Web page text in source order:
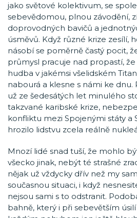
jako světové kolektivum, se
sebevědomou, plnou závodění,
doprovodných bavičů a
úsměvů. Když různé krize zesílí,
násobí se poměrně častý pocit,
průmysl pracuje nad propastí,
hudba v jakémsi všelidském
nabourá a klesne s námi ke
už ze šedesátých let minulého
takzvané karibské krize,
konfliktu mezi Spojenými státy a
hrozilo lidstvu zcela reálně
Mnozí lidé snad tuší, že mohlo
všecko jinak, nebýt té strašné
nějak už vždycky dřív než my
současnou situaci, i když
nejsou sami s to odstranit.
bahně, který i při sebevětším